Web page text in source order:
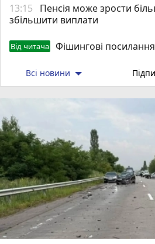
13:15
Пенсія може зрости
збільшити виплати
Від читача Фішингові посилання
Всі новини